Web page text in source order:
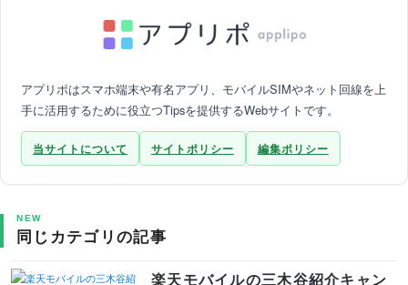
アプリポはスマホ端末や有名アプリ、モバイルSIMやネット回線を上
手に活用するために役立つTipsを提供するWebサイトです。
当サイトについて サイトポリシー 編集ポリシー
NEW
同じカテゴリの記事
楽天モバイルの三木谷紹介キャン